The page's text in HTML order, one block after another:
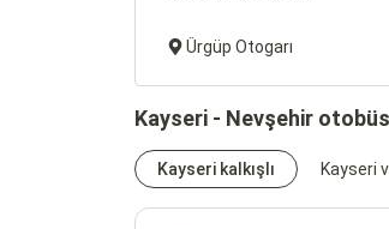
Ürgüp Otogarı
Kayseri - Nevşehir
Kayseri kalkışlı Kayseri